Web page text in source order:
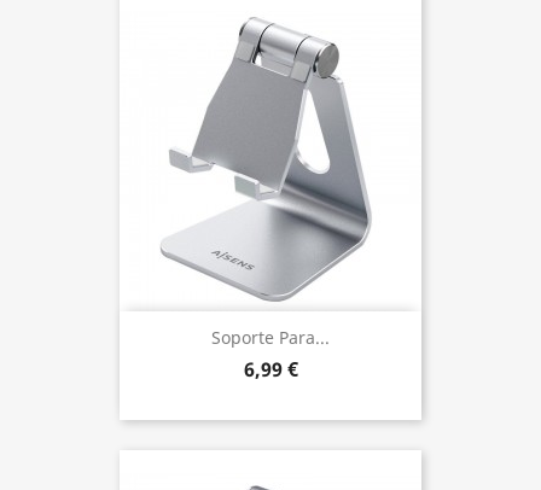
Soporte Para...
6,99 €